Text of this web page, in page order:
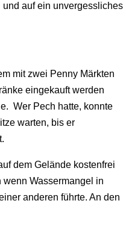
auf ein unvergessliches
mit zwei Penny Märkten
eingekauft werden
Wer Pech hatte, konnte
warten, bis er
dem Gelände kostenfrei
Wassermangel in
anderen führte. An den